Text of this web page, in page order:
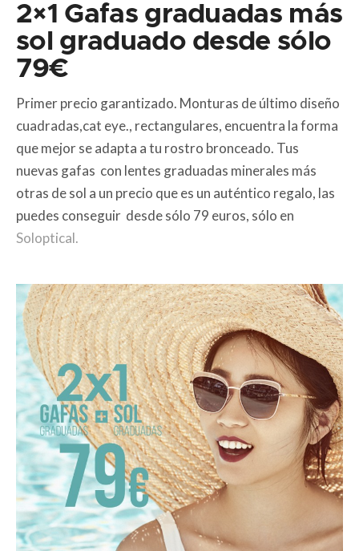
2×1 Gafas graduadas más
sol graduado desde sólo
79€
Primer precio garantizado. Monturas de último diseño
cuadradas,cat eye., rectangulares, encuentra la forma
que mejor se adapta a tu rostro bronceado. Tus
nuevas gafas con lentes graduadas minerales más
otras de sol a un precio que es un auténtico regalo, las
puedes conseguir desde sólo 79 euros, sólo en
Soloptical.